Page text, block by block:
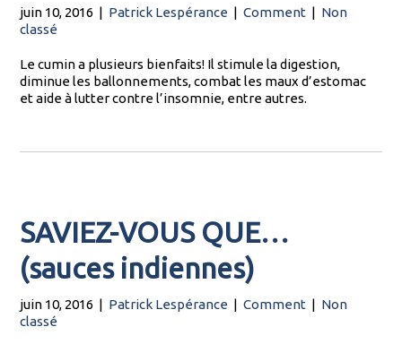
juin 10, 2016 | Patrick Lespérance |Comment | Non
classé
Le cumin a plusieurs bienfaits! Il stimule la digestion,
diminue les ballonnements, combat les maux d’estomac
et aide à lutter contre l’insomnie, entre autres.
SAVIEZ-VOUS QUE…
(sauces indiennes)
juin 10, 2016 | Patrick Lespérance |Comment | Non
classé